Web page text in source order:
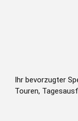
Ihr bevorzugter
Touren,